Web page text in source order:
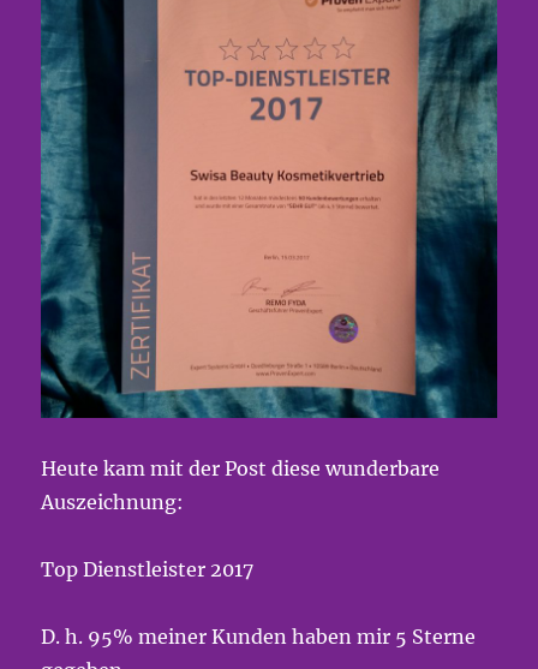
Heute kam mit der Post diese wunderbare
Auszeichnung:
Top Dienstleister 2017
D. h. 95% meiner Kunden haben mir 5 Sterne